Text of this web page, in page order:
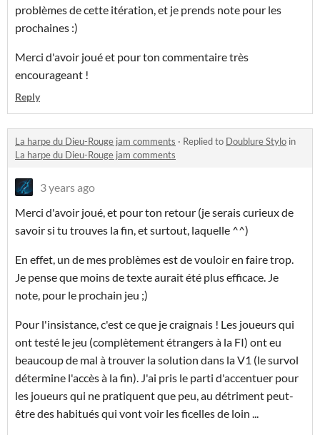
problèmes de cette itération, et je prends note pour les
prochaines :)
Merci d'avoir joué et pour ton commentaire très
encourageant !
Reply
La harpe du Dieu-Rouge jam comments · Replied to Doublure Stylo in
La harpe du Dieu-Rouge jam comments
3 years ago
Merci d'avoir joué, et pour ton retour (je serais curieux de
savoir si tu trouves la fin, et surtout, laquelle ^^)
En effet, un de mes problèmes est de vouloir en faire trop.
Je pense que moins de texte aurait été plus efficace. Je
note, pour le prochain jeu ;)
Pour l'insistance, c'est ce que je craignais ! Les joueurs qui
ont testé le jeu (complètement étrangers à la FI) ont eu
beaucoup de mal à trouver la solution dans la V1 (le survol
détermine l'accès à la fin). J'ai pris le parti d'accentuer pour
les joueurs qui ne pratiquent que peu, au détriment peut-
être des habitués qui vont voir les ficelles de loin ...